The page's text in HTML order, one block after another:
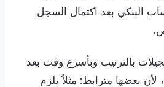
البنكي بعد اكتمال السجل
بالترتيب وبأسرع وقت بعد
بعضها مترابط: مثلاً يلزم